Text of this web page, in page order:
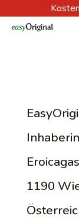
1190